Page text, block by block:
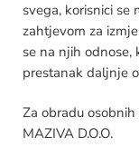
svega, korisnici se
zahtjevom za
se na njih odnose,
prestanak daljnje
Za obradu
MAZIVA D.O.O.